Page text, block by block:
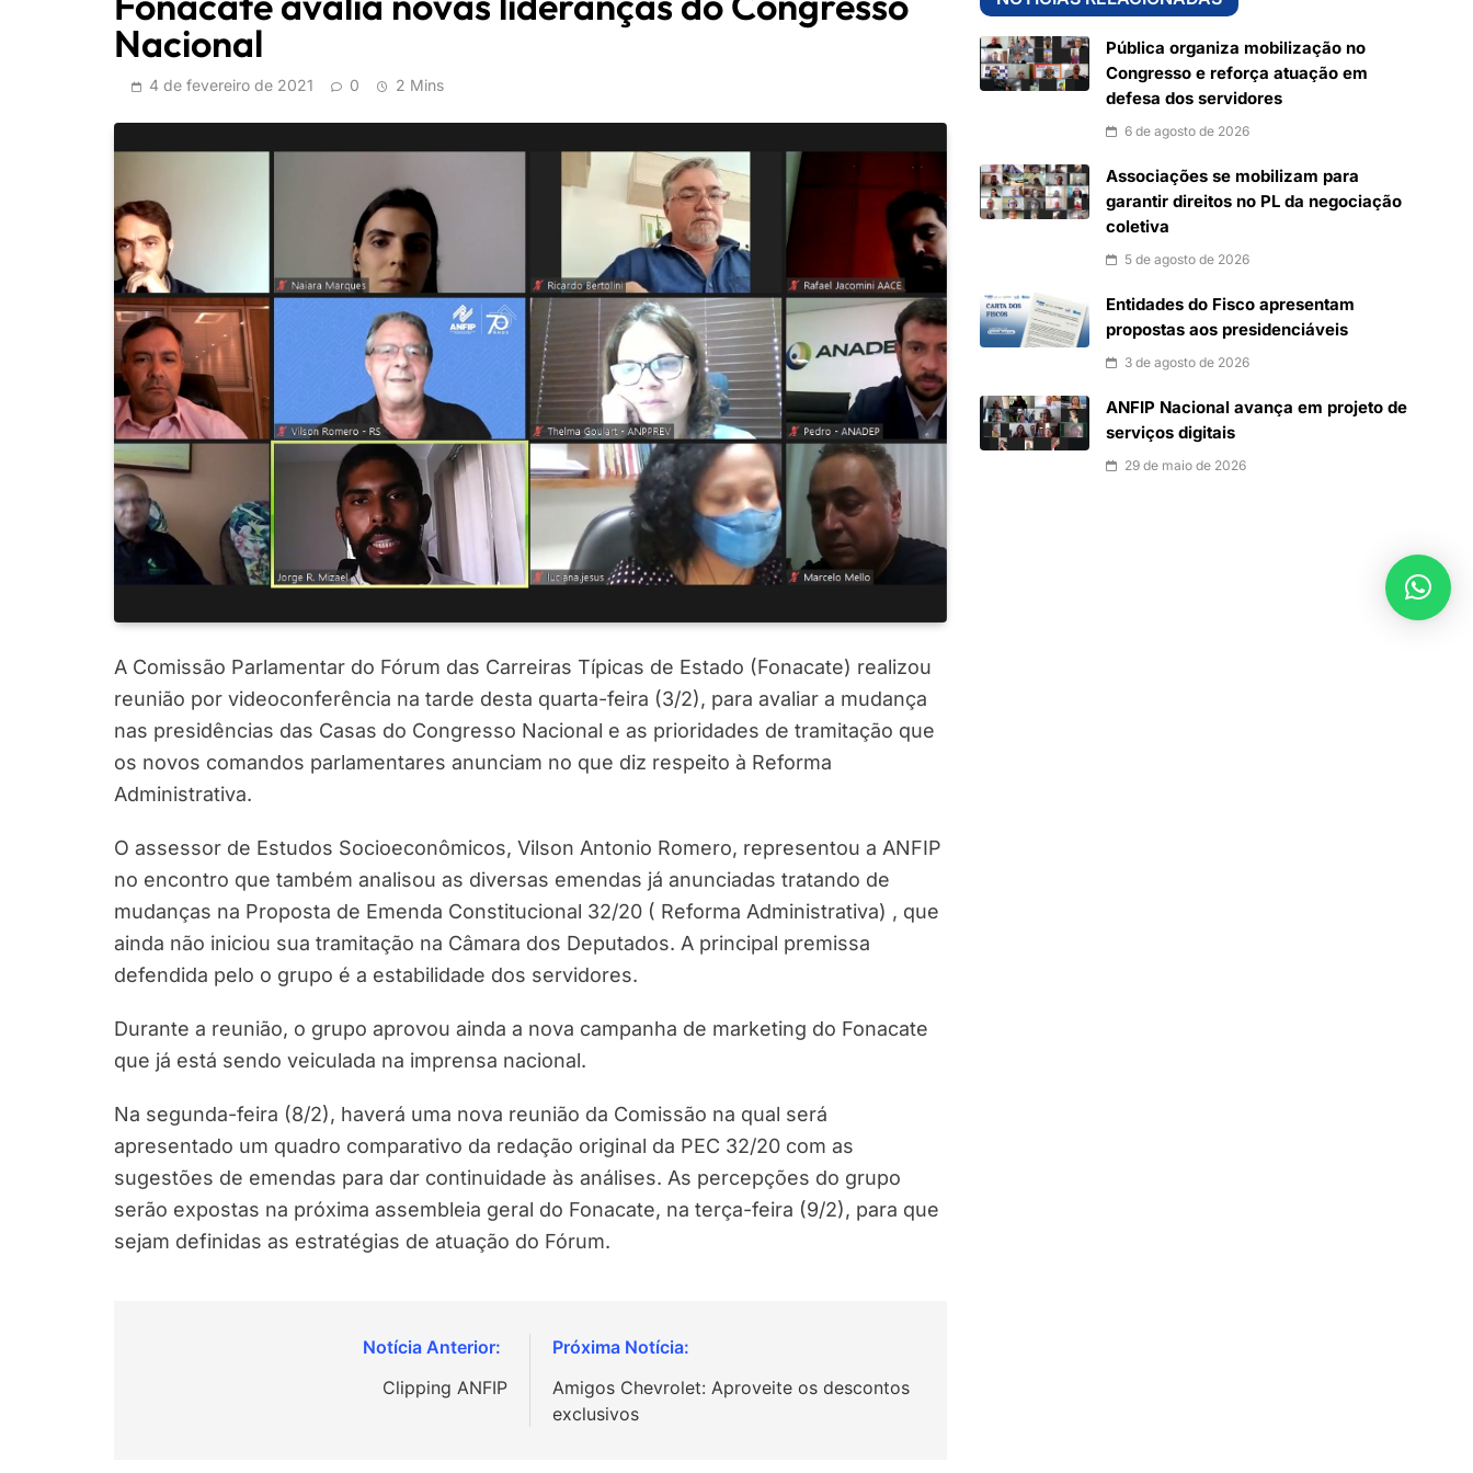
Nacional
4 de fevereiro de 2021 0 2 Mins
A Comissão Parlamentar do Fórum das Carreiras Típicas de Estado (Fonacate) realizou
reunião por videoconferência na tarde desta quarta-feira (3/2), para avaliar a mudança
nas presidências das Casas do Congresso Nacional e as prioridades de tramitação que
os novos comandos parlamentares anunciam no que diz respeito à Reforma
Administrativa.
O assessor de Estudos Socioeconômicos, Vilson Antonio Romero, representou a ANFIP
no encontro que também analisou as diversas emendas já anunciadas tratando de
mudanças na Proposta de Emenda Constitucional 32/20 ( Reforma Administrativa) , que
ainda não iniciou sua tramitação na Câmara dos Deputados. A principal premissa
defendida pelo o grupo é a estabilidade dos servidores.
Durante a reunião, o grupo aprovou ainda a nova campanha de marketing do Fonacate
que já está sendo veiculada na imprensa nacional.
Na segunda-feira (8/2), haverá uma nova reunião da Comissão na qual será
apresentado um quadro comparativo da redação original da PEC 32/20 com as
sugestões de emendas para dar continuidade às análises. As percepções do grupo
serão expostas na próxima assembleia geral do Fonacate, na terça-feira (9/2), para que
sejam definidas as estratégias de atuação do Fórum.
Clipping ANFIP
Amigos Chevrolet: Aproveite os descontos
exclusivos
Pública organiza mobilização no
Congresso e reforça atuação em
defesa dos servidores
6 de agosto de 2026
Associações se mobilizam para
garantir direitos no PL da negociação
coletiva
5 de agosto de 2026
Entidades do Fisco apresentam
propostas aos presidenciáveis
3 de agosto de 2026
ANFIP Nacional avança em projeto de
serviços digitais
29 de maio de 2026